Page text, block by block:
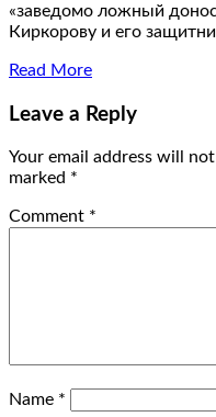
«заведомо ложный
Киркорову и его
Read More
Leave a Reply
Your email address will
marked *
Comment *
Name *